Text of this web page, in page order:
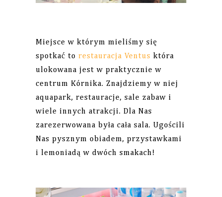
Miejsce w którym mieliśmy się
spotkać torestauracja Ventus która
ulokowana jest w praktycznie w
centrum Kórnika. Znajdziemy w niej
aquapark, restauracje, sale zabaw i
wiele innych atrakcji. Dla Nas
zarezerwowana była cała sala. Ugościli
Nas pysznym obiadem, przystawkami
i lemoniadą w dwóch smakach!